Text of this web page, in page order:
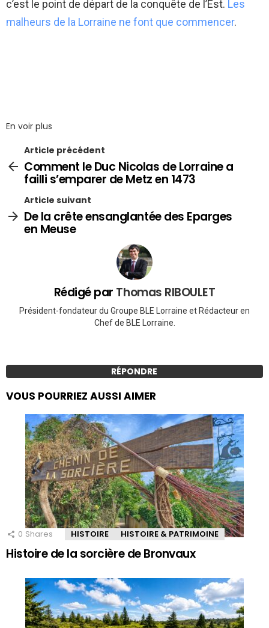
c’est le point de départ de la conquête de l’Est. Les
malheurs de la Lorraine ne font que commencer.
En voir plus
Article précédent
Comment le Duc Nicolas de Lorraine a
failli s’emparer de Metz en 1473
Article suivant
De la crête ensanglantée des Eparges
en Meuse
Rédigé par Thomas RIBOULET
Président-fondateur du Groupe BLE Lorraine et Rédacteur en
Chef de BLE Lorraine.
RÉPONDRE
VOUS POURRIEZ AUSSI AIMER
0 Shares HISTOIRE HISTOIRE & PATRIMOINE
Histoire de la sorcière de Bronvaux